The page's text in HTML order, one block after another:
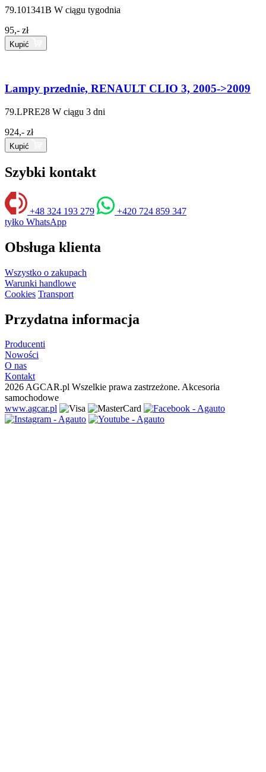
79.101341B W ciągu tygodnia
95,- zł
Kupić
Lampy przednie, RENAULT CLIO 3, 2005->2009
79.LPRE28 W ciągu 3 dni
924,- zł
Kupić
Szybki kontakt
+48 324 193 279
+420 724 859 347
tyłko WhatsApp
Obsługa klienta
Wszystko o zakupach
Warunki handlowe
Cookies Transport
Przydatna informacja
Producenti
Nowości
O nas
Kontakt
2026 AGCAR.pl Wszelkie prawa zastrzeżone. Akcesoria
samochodowe
www.agcar.pl